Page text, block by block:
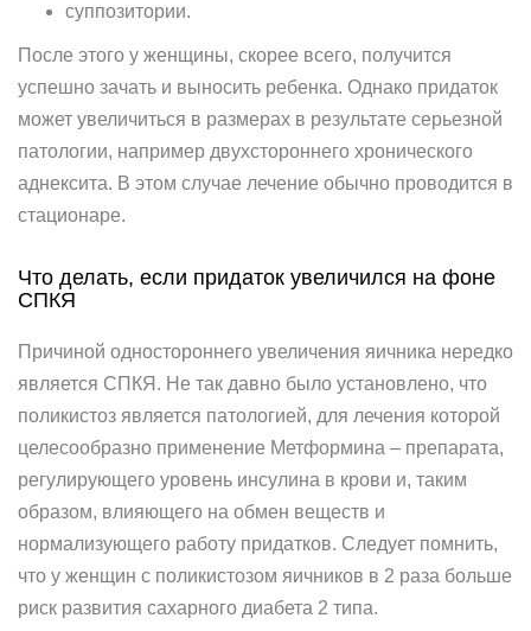
суппозитории.
После этого у женщины, скорее всего, получится
успешно зачать и выносить ребенка. Однако придаток
может увеличиться в размерах в результате серьезной
патологии, например двухстороннего хронического
аднексита. В этом случае лечение обычно проводится в
стационаре.
Что делать, если придаток увеличился на фоне
СПКЯ
Причиной одностороннего увеличения яичника нередко
является СПКЯ. Не так давно было установлено, что
поликистоз является патологией, для лечения которой
целесообразно применение Метформина – препарата,
регулирующего уровень инсулина в крови и, таким
образом, влияющего на обмен веществ и
нормализующего работу придатков. Следует помнить,
что у женщин с поликистозом яичников в 2 раза больше
риск развития сахарного диабета 2 типа.